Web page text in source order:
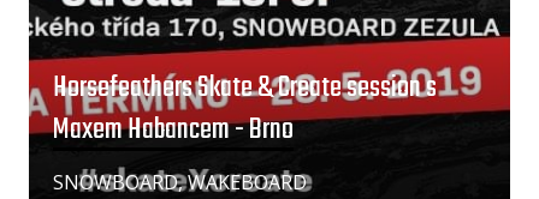
Horsefeathers Skate & Create session s
Maxem Habancem - Brno
SNOWBOARD, WAKEBOARD